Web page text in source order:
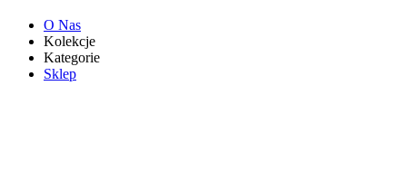
O Nas
Kolekcje
Kategorie
Sklep